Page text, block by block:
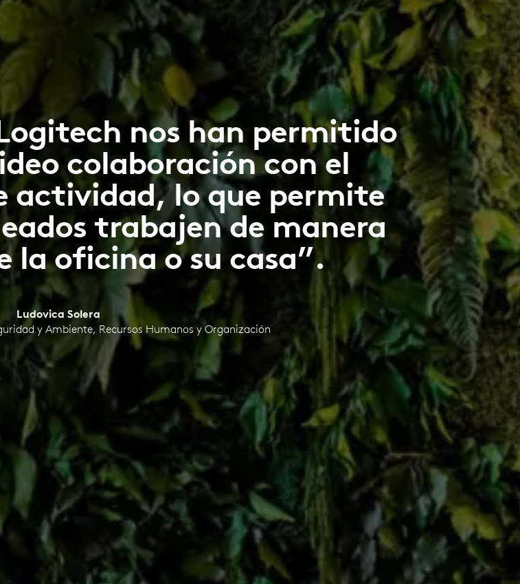
nos han permitido
colaboración con el
actividad, lo que permite
trabajen de manera
la oficina o su casa”.
Ludovica Solera
y Ambiente, Recursos Humanos y Organización